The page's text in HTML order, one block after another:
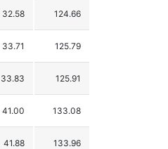
32.58 124.66
33.71 125.79
33.83 125.91
41.00 133.08
41.88 133.96